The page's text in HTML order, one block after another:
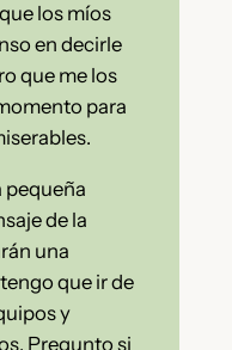
los míos
en decirle
que me los
para
pequeña
de la
una
que ir de
y
Pregunto si